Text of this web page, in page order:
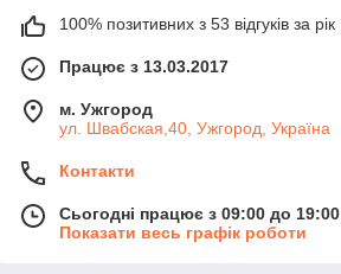
100% позитивних з 53 відгуків за рік
Працює з 13.03.2017
м. Ужгород
ул. Швабская,40, Ужгород, Україна
Контакти
Сьогодні працює з 09:00 до 19:00
Показати весь графік роботи